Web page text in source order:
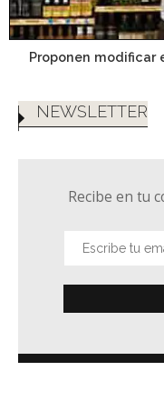
Proponen modificar
NEWSLETTER
Recibe en tu